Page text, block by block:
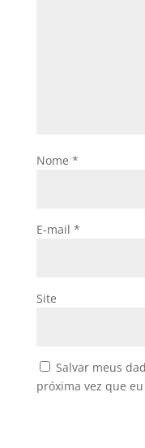
Nome *
E-mail *
Site
Salvar meus
próxima vez que